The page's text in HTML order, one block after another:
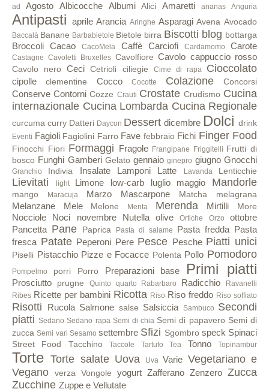
ad Agosto Albicocche Albumi Alici Amaretti ananas Anguria
Antipasti aprile Arancia Aringhe Asparagi Avena Avocado
Baccalà Banane Barbabietole Bietole birra Biscotti blog bottarga
Broccoli Cacao CacoMela Caffè Carciofi Cardamomo Carote
Castagne Cavoletti Bruxelles Cavolfiore Cavolo cappuccio rosso
Cavolo nero Ceci Cetrioli ciliegie Cime di rapa Cioccolato
cipolle clementine Cocco Cocotte Colazione Concorsi
Conserve Contorni Cozze Crauti Crostate Crudismo Cucina
internazionale Cucina Lombarda Cucina Regionale
curcuma curry Datteri Daycon Dessert dicembre Dolci drink
Eventi Fagioli Fagiolini Farro Fave febbraio Fichi Finger Food
Finocchi Fiori Formaggi Fragole Frangipane Friggitelli Frutti di
bosco Funghi Gamberi Gelato gennaio ginepro giugno Gnocchi
Granchio Indivia Insalate Lamponi Latte Lavanda Lenticchie
Lievitati light Limone low-carb luglio maggio Mandorle
mango Maracuja Marzo Mascarpone Matcha melagrana
Melanzane Mele Melone Menta Merenda Mirtilli More
Nocciole Noci novembre Nutella olive Ortiche Orzo
ottobre
Pancetta Pane Paprica Pasta di salame Pasta fredda Pasta
fresca Patate Peperoni Pere Pesce Pesche Piatti unici
Piselli Pistacchio Pizze e Focacce Polenta Pollo Pomodoro
Pompelmo porri Porro Preparazioni base Primi piatti
Prosciutto prugne Quinto quarto Rabarbaro Radicchio
Ravanelli
Ribes Ricette per bambini Ricotta Riso Riso freddo Riso soffiato
Risotti Rucola Salmone salse Salsiccia Sambuco Secondi
piatti Sedano Sedano rapa Semi di chia Semi di papavero Semi di
zucca Semi vari Sesamo settembre Sfizi Sgombro speck Spinaci
Street Food Tacchino Taccole Tartufo Tea Tonno Topinambur
Torte Torte salate Uova Uva Varie Vegetariano e
Vegano
verza Vongole yogurt Zafferano Zenzero Zucca
Zucchine Zuppe e Vellutate